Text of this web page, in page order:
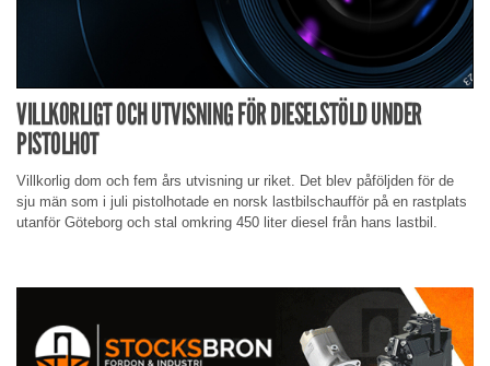
VILLKORLIGT OCH UTVISNING FÖR DIESELSTÖLD UNDER
PISTOLHOT
Villkorlig dom och fem års utvisning ur riket. Det blev påföljden för de
sju män som i juli pistolhotade en norsk lastbilschaufför på en rastplats
utanför Göteborg och stal omkring 450 liter diesel från hans lastbil.